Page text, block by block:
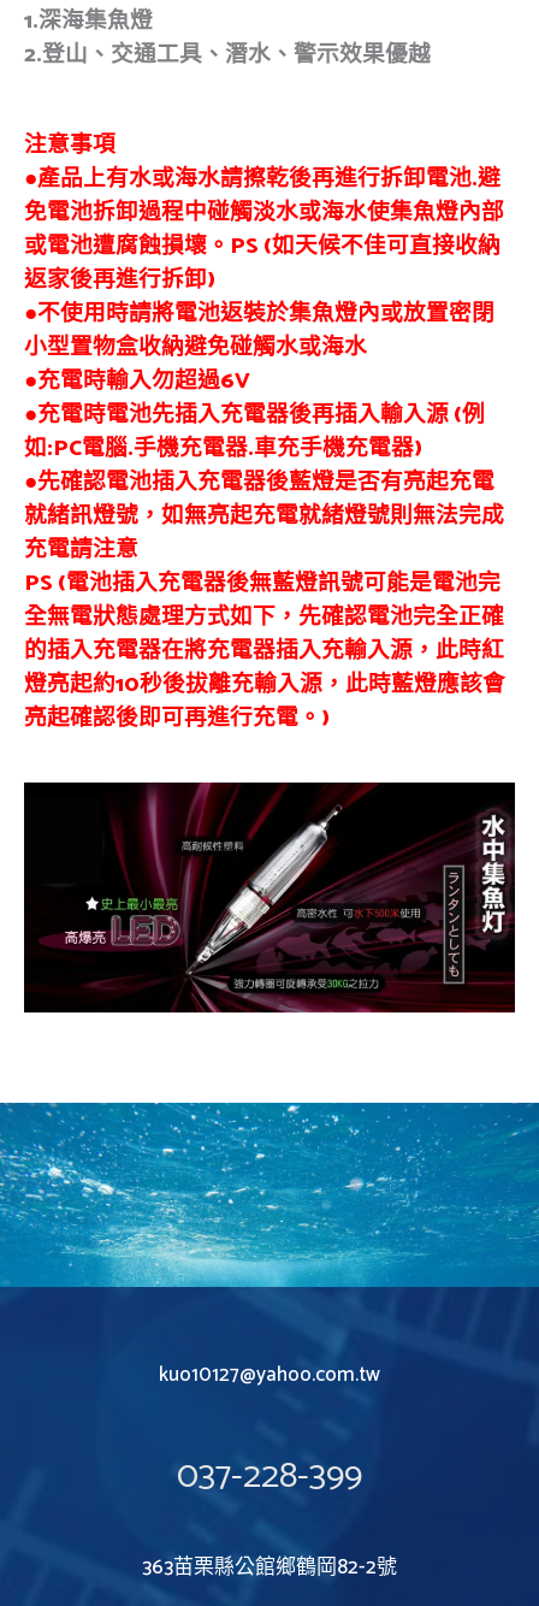
1.深海集魚燈
2.登山、交通工具、潛水、警示效果優越
注意事項
●產品上有水或海水請擦乾後再進行拆卸電池.避
免電池拆卸過程中碰觸淡水或海水使集魚燈內部
或電池遭腐蝕損壞。PS (如天候不佳可直接收納
返家後再進行拆卸)
●不使用時請將電池返裝於集魚燈內或放置密閉
小型置物盒收納避免碰觸水或海水
●充電時輸入勿超過6V
●充電時電池先插入充電器後再插入輸入源 (例
如:PC電腦.手機充電器.車充手機充電器)
●先確認電池插入充電器後藍燈是否有亮起充電
就緒訊燈號，如無亮起充電就緒燈號則無法完成
充電請注意
PS (電池插入充電器後無藍燈訊號可能是電池完
全無電狀態處理方式如下，先確認電池完全正確
的插入充電器在將充電器插入充輸入源，此時紅
燈亮起約10秒後拔離充輸入源，此時藍燈應該會
亮起確認後即可再進行充電。)
kuo10127@yahoo.com.tw
037-228-399
363苗栗縣公館鄉鶴岡82-2號